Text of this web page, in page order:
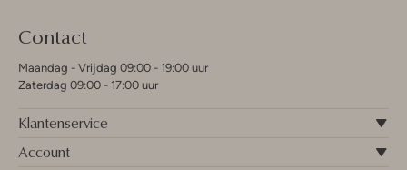
Contact
Maandag - Vrijdag 09:00 - 19:00 uur
Zaterdag 09:00 - 17:00 uur
Klantenservice
Account